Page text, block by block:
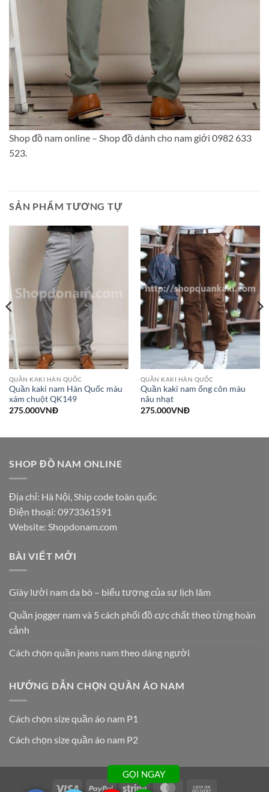
Shop đồ nam online – Shop đồ dành cho nam giới 0982 633
523.
SẢN PHẨM TƯƠNG TỰ
QUẦN KAKI HÀN QUỐC
Quần kaki nam Hàn Quốc màu
xám chuột QK149
275.000VNĐ
QUẦN KAKI HÀN QUỐC
Quần kaki nam ống côn màu
nâu nhạt
275.000VNĐ
SHOP ĐỒ NAM ONLINE
Địa chỉ: Hà Nội, Ship code toàn quốc
Điện thoại: 0973361591
Website: Shopdonam.com
BÀI VIẾT MỚI
Giày lười nam da bò – biểu tượng của sự lịch lãm
Quần jogger nam và 5 cách phối đồ cực chất theo từng hoàn
cảnh
Cách chọn quần jeans nam theo dáng người
HƯỚNG DẪN CHỌN QUẦN ÁO NAM
Cách chọn size quần áo nam P1
Cách chọn size quần áo nam P2
Visa PayPal Stripe MasterCard
GỌI NGAY